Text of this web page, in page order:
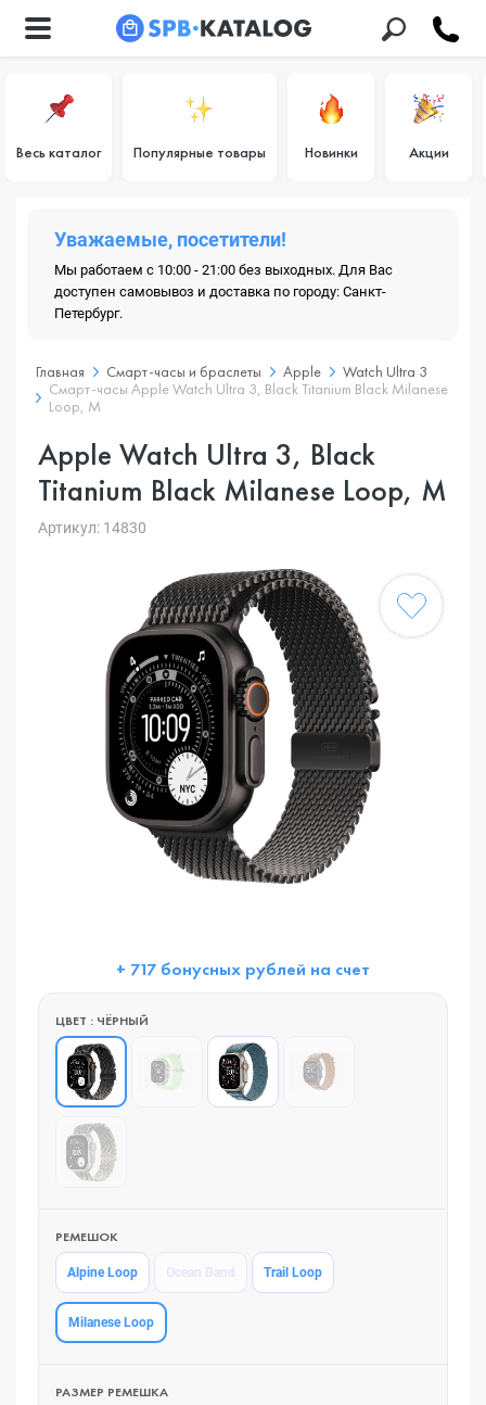
Весь каталог Популярные товары Новинки Акции
Уважаемые, посетители!
Мы работаем с 10:00 - 21:00 без выходных. Для Вас
доступен самовывоз и доставка по городу: Санкт-
Петербург.
Главная Смарт-часы и браслеты Apple
Watch Ultra 3
Смарт-часы Apple Watch Ultra 3, Black Titanium Black Milanese
Loop, M
Apple Watch Ultra 3, Black
Titanium Black Milanese Loop, M
Артикул: 14830
+ 717 бонусных рублей на счет
ЦВЕТ : ЧЁРНЫЙ
РЕМЕШОК
Alpine Loop Trail Loop
Milanese Loop
РАЗМЕР РЕМЕШКА